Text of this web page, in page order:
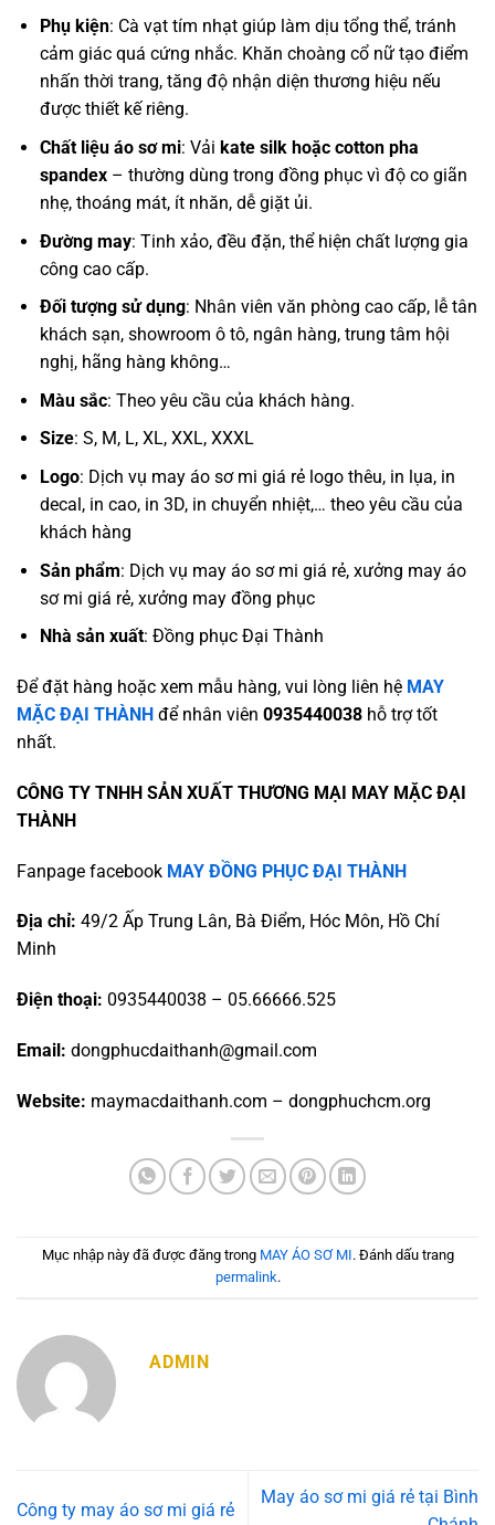
Phụ kiện: Cà vạt tím nhạt giúp làm dịu tổng thể, tránh
cảm giác quá cứng nhắc. Khăn choàng cổ nữ tạo điểm
nhấn thời trang, tăng độ nhận diện thương hiệu nếu
được thiết kế riêng.
Chất liệu áo sơ mi: Vải kate silk hoặc cotton pha
spandex– thường dùng trong đồng phục vì độ co giãn
nhẹ, thoáng mát, ít nhăn, dễ giặt ủi.
Đường may: Tinh xảo, đều đặn, thể hiện chất lượng gia
công cao cấp.
Đối tượng sử dụng: Nhân viên văn phòng cao cấp, lễ tân
khách sạn, showroom ô tô, ngân hàng, trung tâm hội
nghị, hãng hàng không…
Màu sắc: Theo yêu cầu của khách hàng.
Size: S, M, L, XL, XXL, XXXL
Logo: Dịch vụ may áo sơ mi giá rẻ logo thêu, in lụa, in
decal, in cao, in 3D, in chuyển nhiệt,… theo yêu cầu của
khách hàng
Sản phẩm: Dịch vụ may áo sơ mi giá rẻ, xưởng may áo
sơ mi giá rẻ, xưởng may đồng phục
Nhà sản xuất: Đồng phục Đại Thành
Để đặt hàng hoặc xem mẫu hàng, vui lòng liên hệ MAY
MẶC ĐẠI THÀNH để nhân viên 0935440038 hỗ trợ tốt
nhất.
CÔNG TY TNHH SẢN XUẤT THƯƠNG MẠI MAY MẶC ĐẠI
THÀNH
Fanpage facebook MAY ĐỒNG PHỤC ĐẠI THÀNH
Địa chỉ: 49/2 Ấp Trung Lân, Bà Điểm, Hóc Môn, Hồ Chí
Minh
Điện thoại: 0935440038 – 05.66666.525
Email: dongphucdaithanh@gmail.com
Website: maymacdaithanh.com – dongphuchcm.org
Mục nhập này đã được đăng trong MAY ÁO SƠ MI. Đánh dấu trang
permalink.
ADMIN
Công ty may áo sơ mi giá rẻ
May áo sơ mi giá rẻ tại Bình